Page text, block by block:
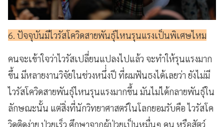
6. ปัจจุบันมีไวรัสโควิดสายพันธุ์ไหนรุนแรงเป็นพิเศษไหม
คนจะเข้าใจว่าไวรัสเปลี่ยนแปลงไปแล้ว จะทำให้รุนแรงมาก
ขึ้น มีหลายงานวิจัยในช่วงหนึ่่งปี ที่ผมฟันธงได้เลยว่า ยังไม่มี
ไวรัสโควิดสายพันธุ์ไหนรุนแรงมากขึ้น มันไม่ได้กลายพันธุ์ใน
ลักษณะนั้น แต่สิ่งที่นักวิทยาศาสตร์ในโลกยอมรับคือ ไวรัสโค
วิดติดง่าย ป่วยเร็ว ศึกษาจากผู้ป่วยเป็นหมื่นๆ คน หรือสัตว์